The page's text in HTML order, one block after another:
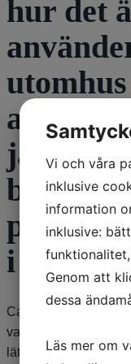
hur det
att titta
jag går
bli
på ny
i juni.
Camptokormi –
vanligen kotpelaren
lättare hamnar i olika
Vi och våra
inklusive
information
inklusive:
Genom att
dessa
Läs mer om